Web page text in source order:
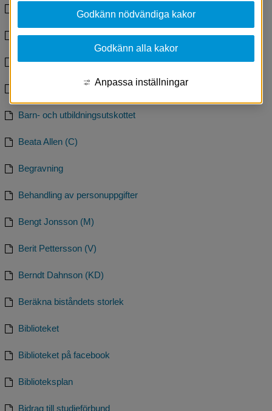
Barn, ungdom och familj
Barn och utbildning
Barn- och utbildningsavdelningen
Barn- och utbildningsutskottet
Barn- och utbildningsutskottet
Beata Allen (C)
Begravning
Behandling av personuppgifter
Bengt Jonsson (M)
Berit Pettersson (V)
Berndt Dahnson (KD)
Beräkna biståndets storlek
Biblioteket
Biblioteket på facebook
Biblioteksplan
Bidrag till studieförbund
Godkänn nödvändiga kakor
Godkänn alla kakor
Anpassa inställningar